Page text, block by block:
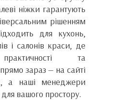
ніжки гарантують
рішенням
для кухонь,
і салонів краси, де
та
зараз — на сайті
а наші менеджери
вашого простору.